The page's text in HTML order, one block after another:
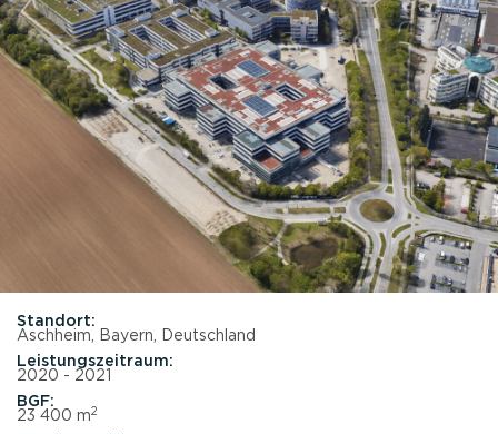
Standort:
Aschheim​, Bayern, Deutschland
Leistungszeitraum:
2020 - 2021
BGF:
23 400 m2